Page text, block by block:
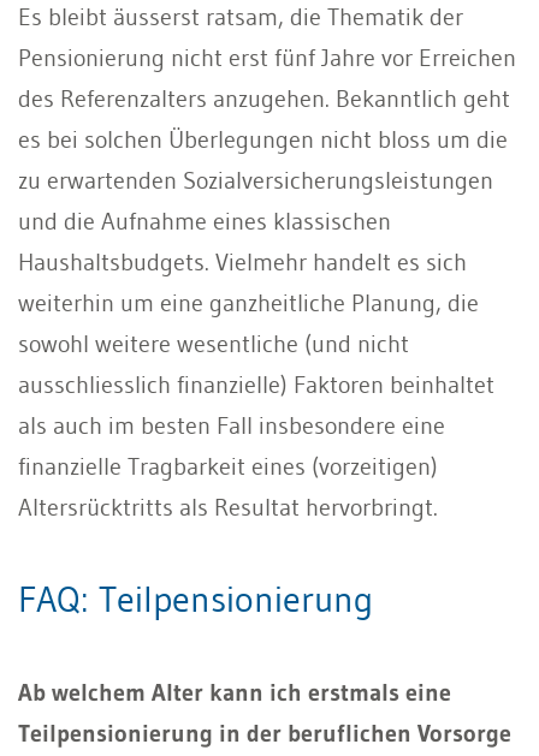
Es bleibt äusserst ratsam, die Thematik der
Pensionierung nicht erst fünf Jahre vor Erreichen
des Referenzalters anzugehen. Bekanntlich geht
es bei solchen Überlegungen nicht bloss um die
zu erwartenden Sozialversicherungsleistungen
und die Aufnahme eines klassischen
Haushaltsbudgets. Vielmehr handelt es sich
weiterhin um eine ganzheitliche Planung, die
sowohl weitere wesentliche (und nicht
ausschliesslich finanzielle) Faktoren beinhaltet
als auch im besten Fall insbesondere eine
finanzielle Tragbarkeit eines (vorzeitigen)
Altersrücktritts als Resultat hervorbringt.
FAQ: Teilpensionierung
Ab welchem Alter kann ich erstmals eine
Teilpensionierung in der beruflichen Vorsorge